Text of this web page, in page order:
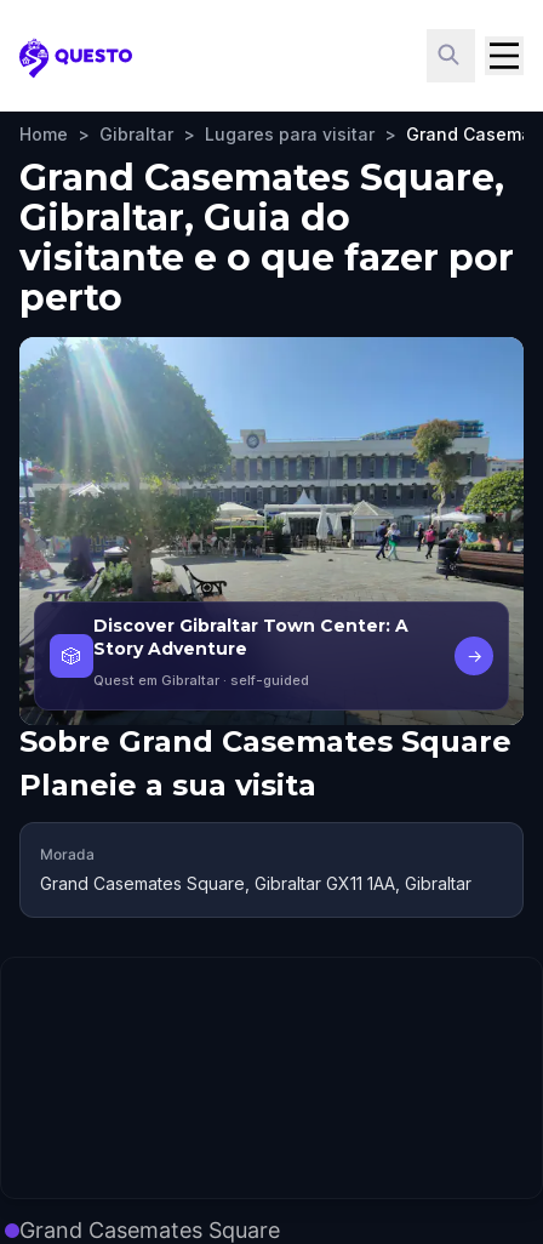
Questo
Home > Gibraltar > Lugares para visitar > Grand
Grand Casemates Square,
Gibraltar, Guia do
visitante e o que fazer por
perto
🎲
Discover Gibraltar Town Center: A
Story Adventure
Quest em Gibraltar · self-guided
→
Sobre Grand Casemates Square
Planeie a sua visita
Morada
Grand Casemates Square, Gibraltar GX11 1AA, Gibraltar
Grand Casemates Square